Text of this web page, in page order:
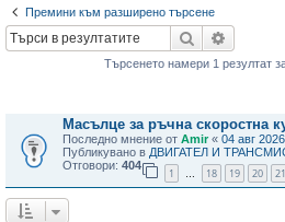
Премини към разширено търсене
Търсене
Търсенето намери 1 резултат
Масълце за ръчна скоростна
Последно мнение от Amir« 04 авг
Публикувано в ДВИГАТЕЛ И
Отговори: 404
1 … 18 19 20 21